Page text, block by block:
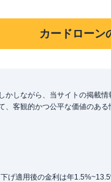
カードローン
しながら、当サイトの掲載
客観的かつ公平な価値のあ
げ適用後の金利は年